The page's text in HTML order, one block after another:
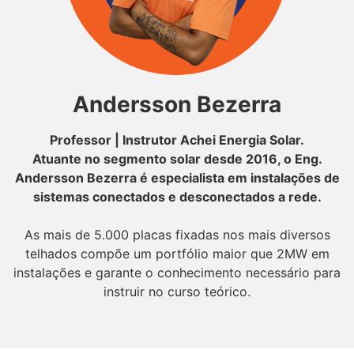
Andersson Bezerra
Professor | Instrutor Achei Energia Solar.
Atuante no segmento solar desde 2016, o Eng.
Andersson Bezerra é especialista em instalações de
sistemas conectados e desconectados a rede.
As mais de 5.000 placas fixadas nos mais diversos
telhados compõe um portfólio maior que 2MW em
instalações e garante o conhecimento necessário para
instruir no curso teórico.